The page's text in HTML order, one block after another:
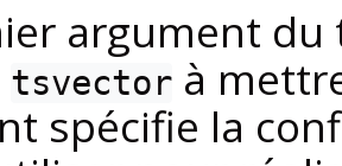
argument
tsvector à
spécifie la